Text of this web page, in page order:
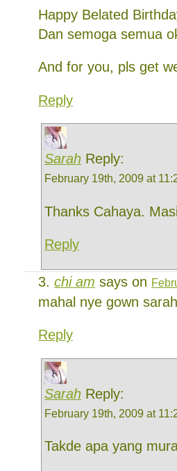
Happy Belated
Dan semoga semua
And for you, pls get
Reply
Sarah Reply:
February 19th, 2009 at
Thanks Cahaya.
Reply
chi am says on
mahal nye gown
Reply
Sarah Reply:
February 19th, 2009 at
Takde apa yang